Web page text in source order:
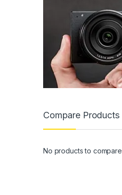
Compare Products
No products to compare